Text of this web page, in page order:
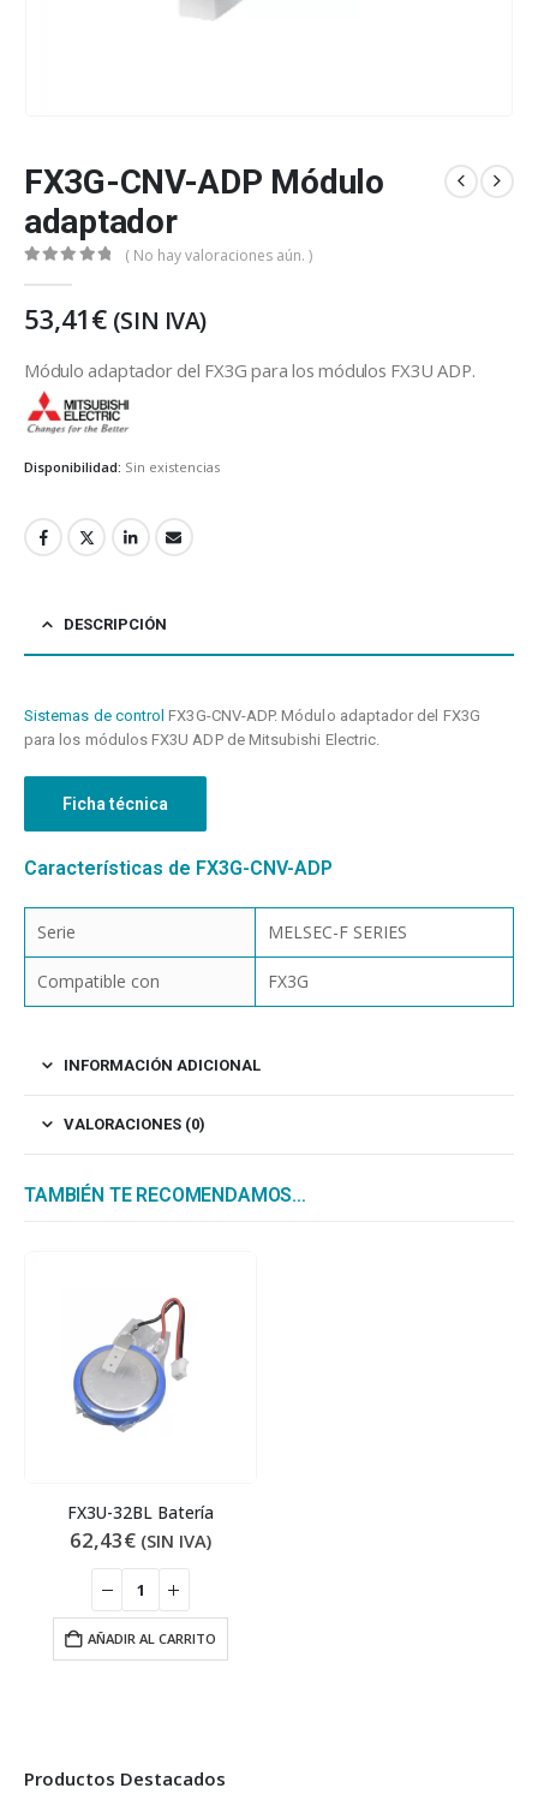
FX3G-CNV-ADP Módulo
adaptador
( No hay valoraciones aún. )
53,41€ (SIN IVA)
Módulo adaptador del FX3G para los módulos FX3U ADP.
Disponibilidad: Sin existencias
DESCRIPCIÓN
Sistemas de control FX3G-CNV-ADP. Módulo adaptador del FX3G
para los módulos FX3U ADP de Mitsubishi Electric.
Ficha técnica
Características de FX3G-CNV-ADP
Serie MELSEC-F SERIES
Compatible con FX3G
INFORMACIÓN ADICIONAL
VALORACIONES (0)
TAMBIÉN TE RECOMENDAMOS…
FX3U-32BL Batería
62,43€ (SIN IVA)
AÑADIR AL CARRITO
Productos Destacados